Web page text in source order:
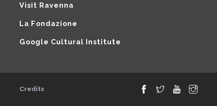
Visit Ravenna
La Fondazione
Google Cultural Institute
Credits